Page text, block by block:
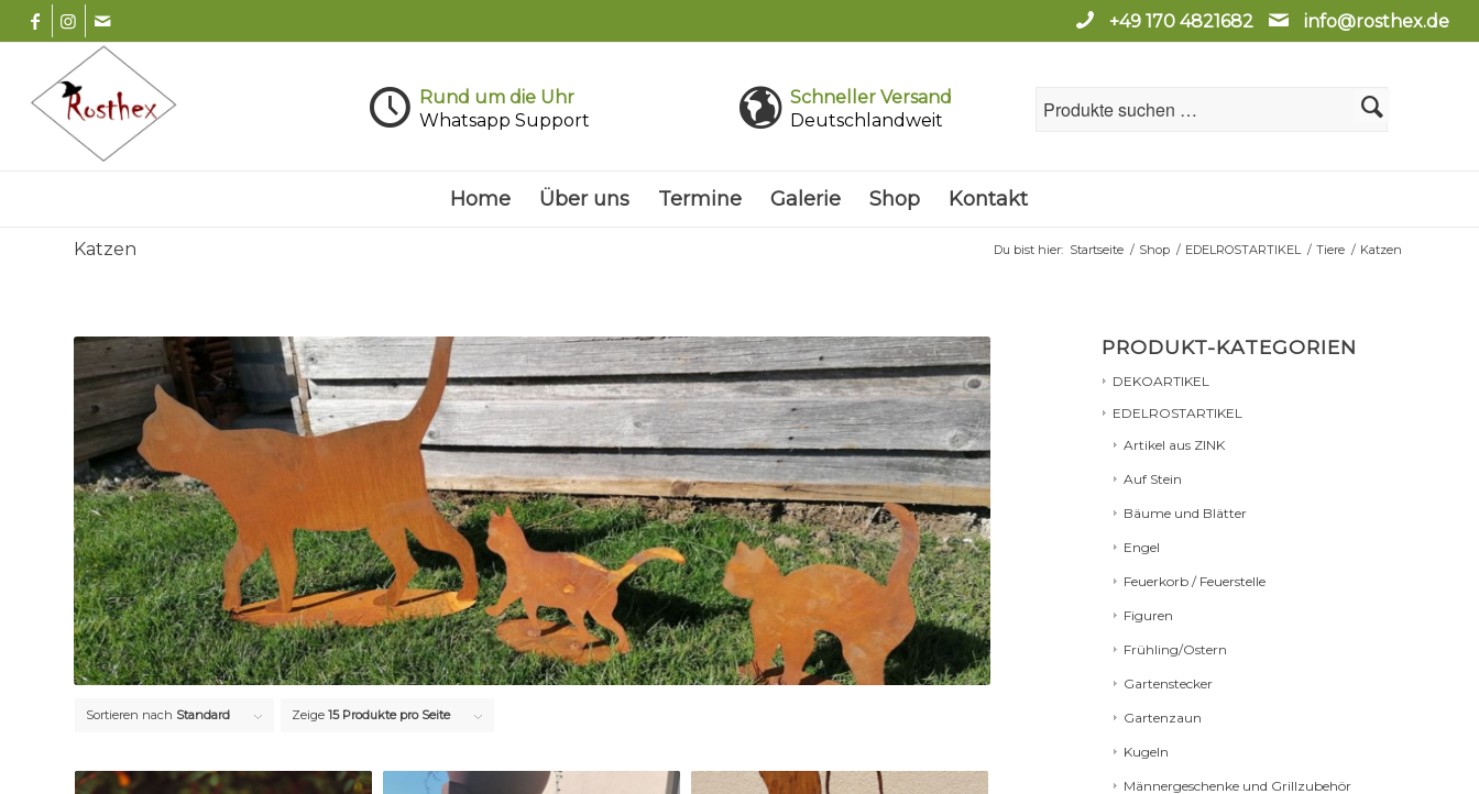
+49 170 4821682 info@rosthex.de
Rund um die Uhr
Whatsapp Support
Schneller Versand
Deutschlandweit
Home Über uns Termine Galerie Shop Kontakt
Katzen Du bist hier: Startseite / Shop / EDELROSTARTIKEL / Tiere / Katzen
Sortieren nach Standard Zeige 15 Produkte pro Seite
PRODUKT-KATEGORIEN
DEKOARTIKEL
EDELROSTARTIKEL
Artikel aus ZINK
Auf Stein
Bäume und Blätter
Engel
Feuerkorb / Feuerstelle
Figuren
Frühling/Ostern
Gartenstecker
Gartenzaun
Kugeln
Männergeschenke und Grillzubehör